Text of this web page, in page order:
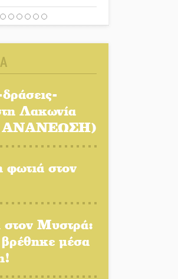
παίρνουν «φωτιά»
γλέντι με «Γιορτή
στη Σοχά
της
στο τραπέζι
ραντεβού στην
ετοιμάζεται για ένα
καλοκαιρινό party
Λακωνία
φωτιά στον
στον Μυστρά:
μέσα